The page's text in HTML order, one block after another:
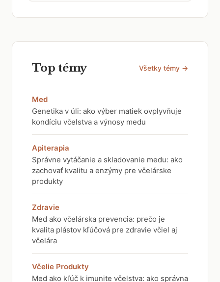
Top témy Všetky témy →
Med
Genetika v úli: ako výber matiek ovplyvňuje
kondíciu včelstva a výnosy medu
Apiterapia
Správne vytáčanie a skladovanie medu: ako
zachovať kvalitu a enzýmy pre včelárske
produkty
Zdravie
Med ako včelárska prevencia: prečo je
kvalita plástov kľúčová pre zdravie včiel aj
včelára
Včelie Produkty
Med ako kľúč k imunite včelstva: ako správna